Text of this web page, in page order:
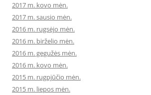
2017 m. kovo mėn.
2017 m. sausio mėn.
2016 m. rugsėjo mėn.
2016 m. birželio mėn.
2016 m. gegužės mėn.
2016 m. kovo mėn.
2015 m. rugpjūčio mėn.
2015 m. liepos mėn.